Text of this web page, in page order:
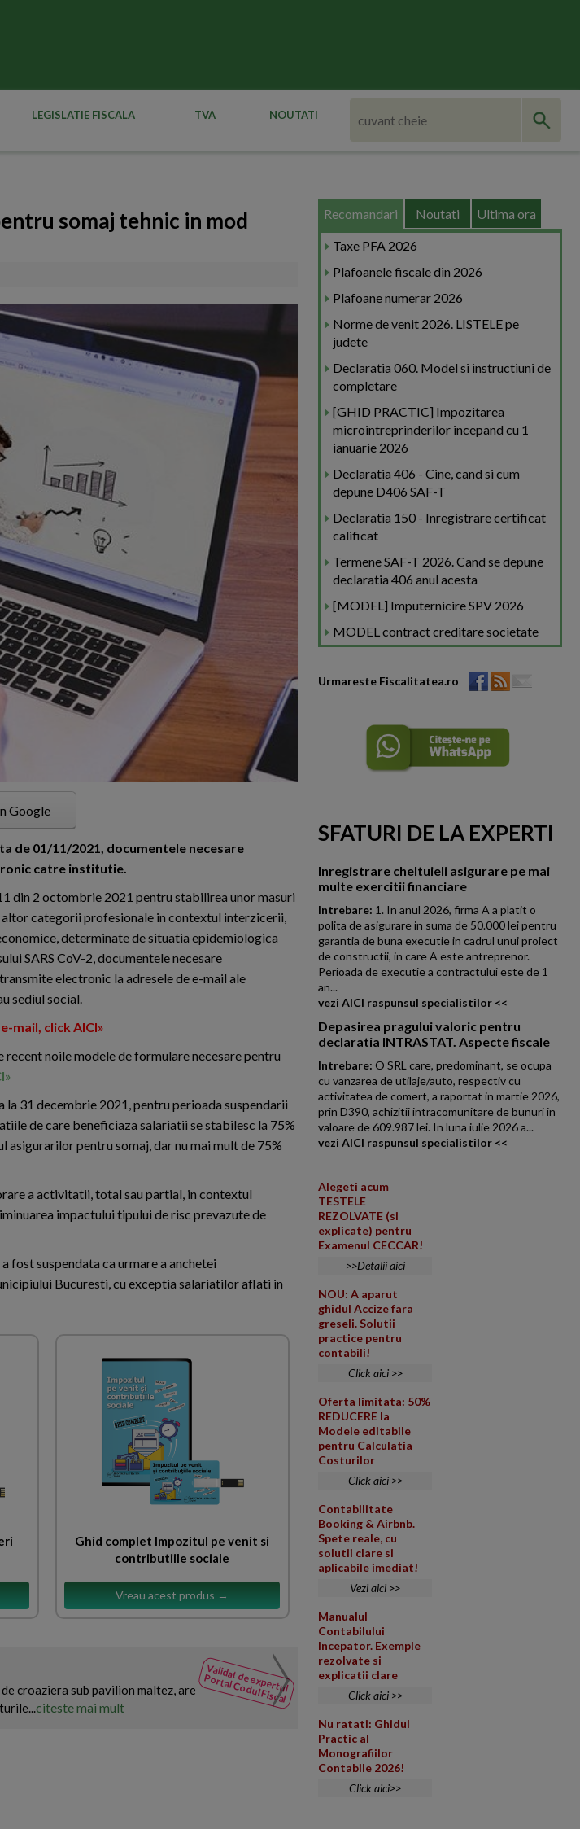
LEGISLATIE FISCALA TVA NOUTATI
somaj tehnic in mod
Google
de 01/11/2021, documentele necesare
catre institutie.
din 2 octombrie 2021 pentru stabilirea unor masuri
categorii profesionale in contextul interzicerii,
determinate de situatia epidemiologica
SARS CoV-2, documentele necesare
electronic la adresele de e-mail ale
sediul social.
mail, click AICI»
noile modele de formulare necesare pentru
la 31 decembrie 2021, pentru perioada suspendarii
de care beneficiaza salariatii se stabilesc la 75%
asigurarilor pentru somaj, dar nu mai mult de 75%
a activitatii, total sau partial, in contextul
impactului tipului de risc prevazute de
suspendata ca urmare a anchetei
Bucuresti, cu exceptia salariatilor aflati in
Ghid complet Impozitul pe venit si
contributiile sociale
Vreau acest produs →
Validat de expertul
Portal Codul Fiscal
croaziera sub pavilion maltez, are
citeste mai mult
NOUTATI
din Codul
Fiscal
Recomandari Noutati Ultima ora
Taxe PFA 2026
Plafoanele fiscale din 2026
Plafoane numerar 2026
Norme de venit 2026. LISTELE pe
judete
Declaratia 060. Model si instructiuni de
completare
[GHID PRACTIC] Impozitarea
microintreprinderilor incepand cu 1
ianuarie 2026
Declaratia 406 - Cine, cand si cum
depune D406 SAF-T
Declaratia 150 - Inregistrare certificat
calificat
Termene SAF-T 2026. Cand se depune
declaratia 406 anul acesta
[MODEL] Imputernicire SPV 2026
MODEL contract creditare societate
Urmareste Fiscalitatea.ro
SFATURI DE LA EXPERTI
Inregistrare cheltuieli asigurare pe mai
multe exercitii financiare
Intrebare: 1. In anul 2026, firma A a platit o
polita de asigurare in suma de 50.000 lei pentru
garantia de buna executie in cadrul unui proiect
de constructii, in care A este antreprenor.
Perioada de executie a contractului este de 1
an...
vezi AICI raspunsul specialistilor <<
Depasirea pragului valoric pentru
declaratia INTRASTAT. Aspecte fiscale
Intrebare: O SRL care, predominant, se ocupa
cu vanzarea de utilaje/auto, respectiv cu
activitatea de comert, a raportat in martie 2026,
prin D390, achizitii intracomunitare de bunuri in
valoare de 609.987 lei. In luna iulie 2026 a...
vezi AICI raspunsul specialistilor <<
Alegeti acum
TESTELE
REZOLVATE (si
explicate) pentru
Examenul CECCAR!
>>Detalii aici
NOU: A aparut
ghidul Accize fara
greseli. Solutii
practice pentru
contabili!
Click aici >>
Oferta limitata: 50%
REDUCERE la
Modele editabile
pentru Calculatia
Costurilor
Click aici >>
Contabilitate
Booking & Airbnb.
Spete reale, cu
solutii clare si
aplicabile imediat!
Vezi aici >>
Manualul
Contabilului
Incepator. Exemple
rezolvate si
explicatii clare
Click aici >>
Nu ratati: Ghidul
Practic al
Monografiilor
Contabile 2026!
Click aici>>